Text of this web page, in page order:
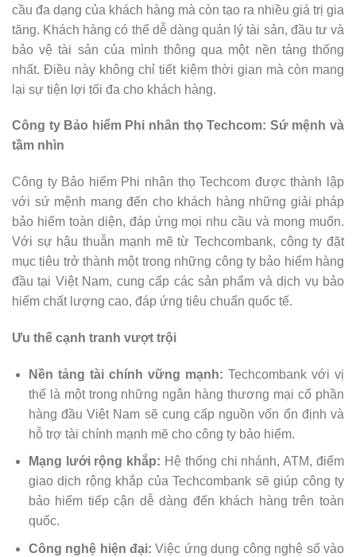
cầu đa dạng của khách hàng mà còn tạo ra nhiều giá trị gia
tăng. Khách hàng có thể dễ dàng quản lý tài sản, đầu tư và
bảo vệ tài sản của mình thông qua một nền tảng thống
nhất. Điều này không chỉ tiết kiệm thời gian mà còn mang
lại sự tiện lợi tối đa cho khách hàng.
Công ty Bảo hiểm Phi nhân thọ Techcom: Sứ mệnh và
tầm nhìn
Công ty Bảo hiểm Phi nhân thọ Techcom được thành lập
với sứ mệnh mang đến cho khách hàng những giải pháp
bảo hiểm toàn diện, đáp ứng mọi nhu cầu và mong muốn.
Với sự hậu thuẫn mạnh mẽ từ Techcombank, công ty đặt
mục tiêu trở thành một trong những công ty bảo hiểm hàng
đầu tại Việt Nam, cung cấp các sản phẩm và dịch vụ bảo
hiểm chất lượng cao, đáp ứng tiêu chuẩn quốc tế.
Ưu thế cạnh tranh vượt trội
Nền tảng tài chính vững mạnh: Techcombank với vị
thế là một trong những ngân hàng thương mại cổ phần
hàng đầu Việt Nam sẽ cung cấp nguồn vốn ổn định và
hỗ trợ tài chính mạnh mẽ cho công ty bảo hiểm.
Mạng lưới rộng khắp: Hệ thống chi nhánh, ATM, điểm
giao dịch rộng khắp của Techcombank sẽ giúp công ty
bảo hiểm tiếp cận dễ dàng đến khách hàng trên toàn
quốc.
Công nghệ hiện đại: Việc ứng dụng công nghệ số vào